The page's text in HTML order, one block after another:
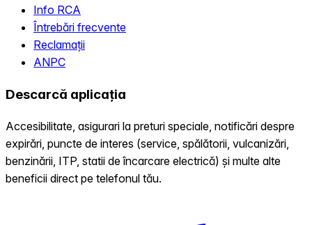
Info RCA
Întrebări frecvente
Reclamații
ANPC
Descarcă aplicația
Accesibilitate, asigurari la preturi speciale, notificări despre
expirări, puncte de interes (service, spălătorii, vulcanizări,
benzinării, ITP, statii de încarcare electrică) și multe alte
beneficii direct pe telefonul tău.